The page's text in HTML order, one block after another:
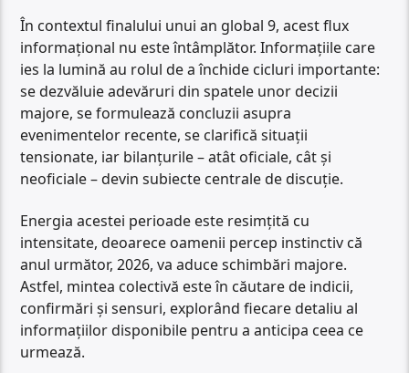
În contextul finalului unui an global 9, acest flux
informațional nu este întâmplător. Informațiile care
ies la lumină au rolul de a închide cicluri importante:
se dezvăluie adevăruri din spatele unor decizii
majore, se formulează concluzii asupra
evenimentelor recente, se clarifică situații
tensionate, iar bilanțurile – atât oficiale, cât și
neoficiale – devin subiecte centrale de discuție.
Energia acestei perioade este resimțită cu
intensitate, deoarece oamenii percep instinctiv că
anul următor, 2026, va aduce schimbări majore.
Astfel, mintea colectivă este în căutare de indicii,
confirmări și sensuri, explorând fiecare detaliu al
informațiilor disponibile pentru a anticipa ceea ce
urmează.